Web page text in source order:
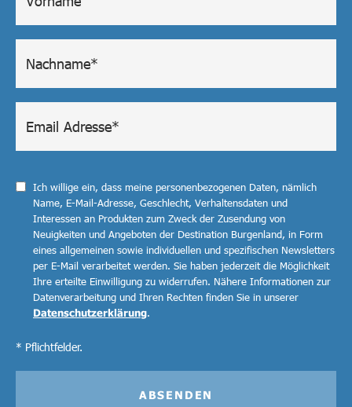
Ich willige ein, dass meine personenbezogenen Daten, nämlich
Name, E-Mail-Adresse, Geschlecht, Verhaltensdaten und
Interessen an Produkten zum Zweck der Zusendung von
Neuigkeiten und Angeboten der Destination Burgenland, in Form
eines allgemeinen sowie individuellen und spezifischen Newsletters
per E-Mail verarbeitet werden. Sie haben jederzeit die Möglichkeit
Ihre erteilte Einwilligung zu widerrufen. Nähere Informationen zur
Datenverarbeitung und Ihren Rechten finden Sie in unserer
Datenschutzerklärung.
* Pflichtfelder.
ABSENDEN